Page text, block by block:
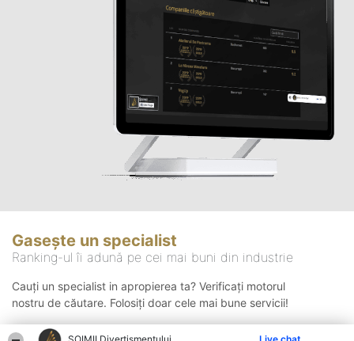
Gasește un specialist
Ranking-ul îi adună pe cei mai buni din industrie
Cauți un specialist in apropierea ta? Verificați motorul
nostru de căutare. Folosiți doar cele mai bune servicii!